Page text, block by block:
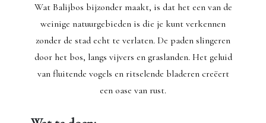
Wat Balijbos bijzonder maakt, is dat het een van de
weinige natuurgebieden is die je kunt verkennen
zonder de stad echt te verlaten. De paden slingeren
door het bos, langs vijvers en graslanden. Het geluid
van fluitende vogels en ritselende bladeren creëert
een oase van rust.